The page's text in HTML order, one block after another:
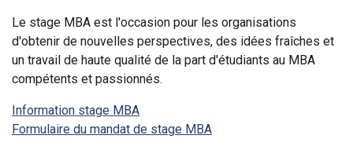
Le stage MBA est l'occasion pour les organisations
d'obtenir de nouvelles perspectives, des idées fraîches et
un travail de haute qualité de la part d'étudiants au MBA
compétents et passionnés.
Information stage MBA
Formulaire du mandat de stage MBA